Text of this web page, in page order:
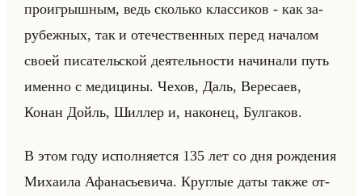
про­иг­рыш­ным, ведь сколько клас­си­ков - как за­
ру­беж­ных, так и оте­че­ствен­ных перед на­ча­лом
своей пи­са­тельской де­ятельно­сти на­чи­на­ли путь
имен­но с ме­ди­ци­ны. Чехов, Даль, Ве­ре­са­ев,
Конан Дойль, Шил­лер и, на­ко­нец, Бул­га­ков.
В этом году ис­пол­ня­ет­ся 135 лет со дня рож­де­ния
Ми­ха­ила Афа­на­сье­ви­ча. Круг­лые даты также от­